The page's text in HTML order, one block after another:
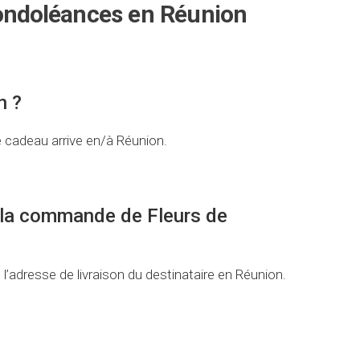
en Réunion
?
arrive en/à Réunion.
commande de Fleurs de
de livraison du destinataire en Réunion.